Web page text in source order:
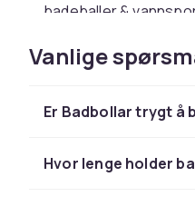
badeballer &
konkurransedyktige
barnets alder og
handler du trygt med
Utforsk hele
Vanlige
Er Badbollar trygt å
Hvor lenge holder